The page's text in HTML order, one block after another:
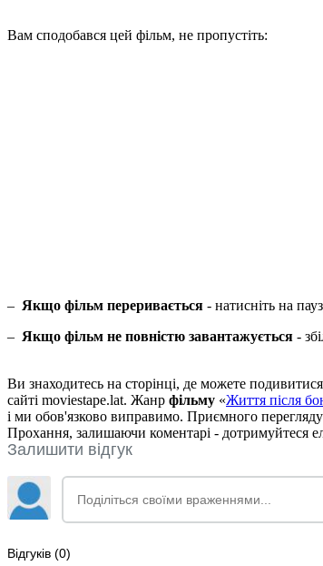
Вам сподобався цей фільм, не пропустіть:
– Якщо фільм переривається - натисніть на
– Якщо фільм не повністю завантажується -
Ви знаходитесь на сторінці, де можете подивитися
сайті moviestape.lat. Жанр фільму «Життя після
і ми обов'язково виправимо. Приємного
Прохання, залишаючи коментарі - дотримуйтеся